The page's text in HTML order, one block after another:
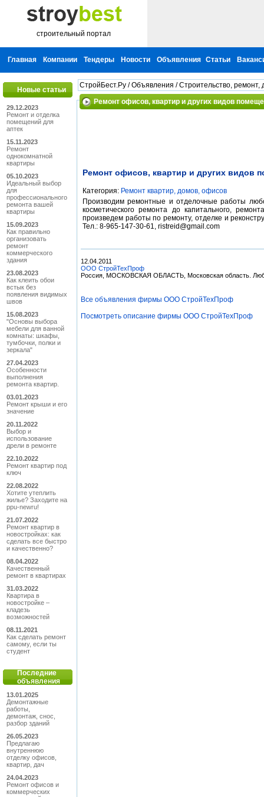
строительный портал
Главная Компании Тендеры Новости Объявления Статьи
Новые статьи
29.12.2023
Ремонт и отделка
помещений для
аптек
15.11.2023
Ремонт
однокомнатной
квартиры
05.10.2023
Идеальный выбор
для
профессионального
ремонта вашей
квартиры
15.09.2023
Как правильно
организовать
ремонт
коммерческого
здания
23.08.2023
Как клеить обои
встык без
появления видимых
швов
15.08.2023
"Основы выбора
мебели для ванной
комнаты: шкафы,
тумбочки, полки и
зеркала"
27.04.2023
Особенности
выполнения
ремонта квартир.
03.01.2023
Ремонт крыши и его
значение
20.11.2022
Выбор и
использование
дрели в ремонте
22.10.2022
Ремонт квартир под
ключ
22.08.2022
Хотите утеплить
жилье? Заходите на
ppu-newru!
21.07.2022
Ремонт квартир в
новостройках: как
сделать все быстро
и качественно?
08.04.2022
Качественный
ремонт в квартирах
31.03.2022
Квартира в
новостройке –
кладезь
возможностей
08.11.2021
Как сделать ремонт
самому, если ты
студент
Последние
объявления
13.01.2025
Демонтажные
работы,
демонтаж, снос,
разбор зданий
26.05.2023
Предлагаю
внутреннюю
отделку офисов,
квартир, дач
24.04.2023
Ремонт офисов и
коммерческих
СтройБест.Ру /Объявления /Строительство, ремонт,
Ремонт офисов, квартир и других видов
Ремонт офисов, квартир и других видов
Категория: Ремонт квартир, домов, офисов
Производим ремонтные и отделочные работы
косметического ремонта до капитального,
произведем работы по ремонту, отделке и
Тел.: 8-965-147-30-61, ristreid@gmail.com
12.04.2011
ООО СтройТехПроф
Россия, МОСКОВСКАЯ ОБЛАСТЬ, Московская область.
Все объявления фирмы ООО СтройТехПроф
Посмотреть описание фирмы ООО СтройТехПроф